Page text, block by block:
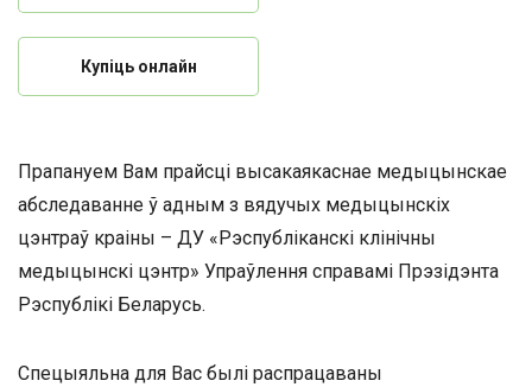
Купіць онлайн
Прапануем Вам прайсці высакаякаснае медыцынскае
абследаванне ў адным з вядучых медыцынскіх
цэнтраў краіны – ДУ «Рэспубліканскі клінічны
медыцынскі цэнтр» Упраўлення справамі Прэзідэнта
Рэспублікі Беларусь.
Спецыяльна для Вас былі распрацаваны